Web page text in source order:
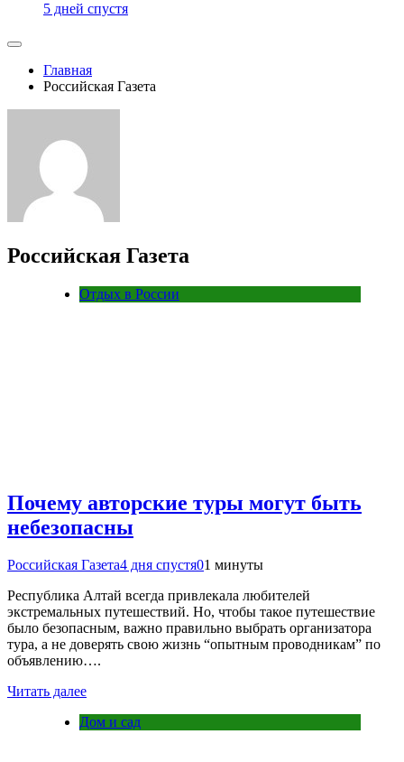
5 дней спустя
Главная
Российская Газета
Российская Газета
Отдых в России
Почему авторские туры могут быть
небезопасны
Российская Газета4 дня спустя01 минуты
Республика Алтай всегда привлекала любителей
экстремальных путешествий. Но, чтобы такое путешествие
было безопасным, важно правильно выбрать организатора
тура, а не доверять свою жизнь “опытным проводникам” по
объявлению….
Читать далее
Дом и сад